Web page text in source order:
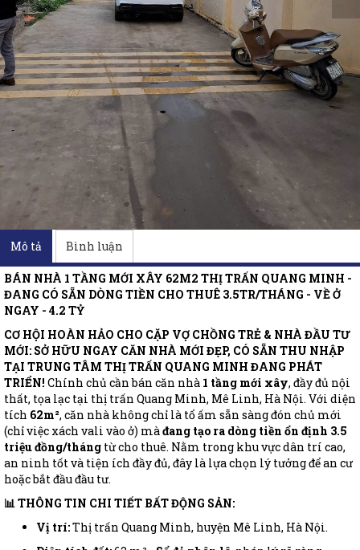
Mô tả Bình luận
BÁN NHÀ 1 TẦNG MỚI XÂY 62M2 THỊ TRẤN QUANG MINH -
ĐANG CÓ SẴN DÒNG TIỀN CHO THUÊ 3.5TR/THÁNG - VỀ Ở
NGAY - 4.2 TỶ
CƠ HỘI HOÀN HẢO CHO CẶP VỢ CHỒNG TRẺ & NHÀ ĐẦU TƯ
MỚI: SỞ HỮU NGAY CĂN NHÀ MỚI ĐẸP, CÓ SẴN THU NHẬP
TẠI TRUNG TÂM THỊ TRẤN QUANG MINH ĐANG PHÁT
TRIỂN! Chính chủ cần bán căn nhà 1 tầng mới xây, đầy đủ nội
thất, tọa lạc tại thị trấn Quang Minh, Mê Linh, Hà Nội. Với diện
tích 62m², căn nhà không chỉ là tổ ấm sẵn sàng đón chủ mới
(chỉ việc xách vali vào ở) màđang tạo ra dòng tiền ổn định 3.5
triệu đồng/tháng từ cho thuê. Nằm trong khu vực dân trí cao,
an ninh tốt và tiện ích đầy đủ, đây là lựa chọn lý tưởng để an cư
hoặc bắt đầu đầu tư.
📊 THÔNG TIN CHI TIẾT BẤT ĐỘNG SẢN:
Vị trí:Thị trấn Quang Minh, huyện Mê Linh, Hà Nội.